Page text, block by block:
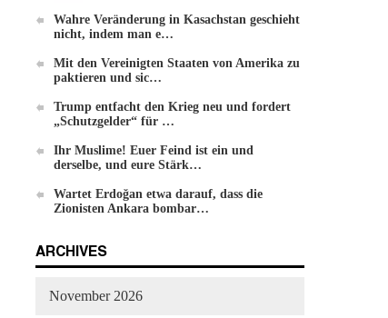
Veränderung
Wahre Veränderung in Kasachstan geschieht
nicht, indem man e…
Mit den Vereinigten Staaten von Amerika zu
paktieren und sic…
Trump entfacht den Krieg neu und fordert
„Schutzgelder“ für …
Ihr Muslime! Euer Feind ist ein und
derselbe, und eure Stärk…
Wartet Erdoğan etwa darauf, dass die
Zionisten Ankara bombar…
ARCHIVES
November 2026